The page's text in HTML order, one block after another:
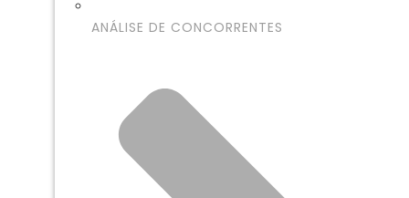
ANÁLISE DE CONCORRENTES